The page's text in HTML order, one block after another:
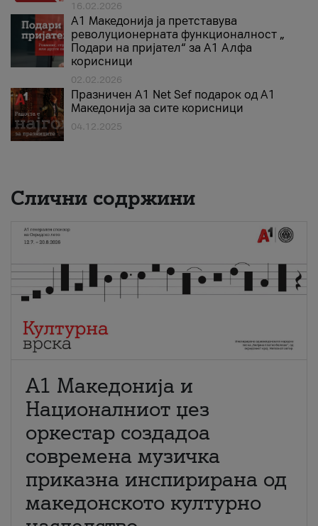
16.02.2026
А1 Македонија ја претставува
револуционерната функционалност „
Подари на пријател“ за А1 Алфа
корисници
02.02.2026
Празничен A1 Net Sеf подарок од А1
Македонија за сите корисници
04.12.2025
Слични содржини
А1 Македонија и
Националниот џез
оркестар создадоа
современа музичка
приказна инспирирана од
македонското културно